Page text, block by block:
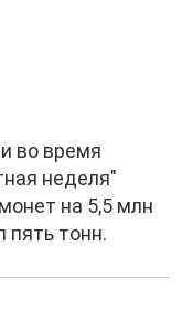
во время
неделя"
на 5,5 млн
пять тонн.